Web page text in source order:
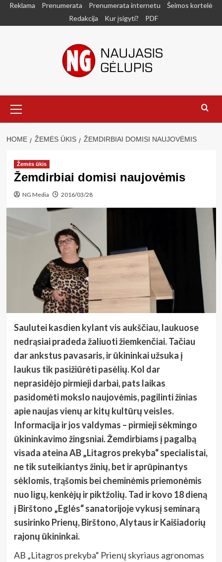
SkipReklama Prenumerata Prenumerata internetu
Šeimos kortelė
Redakcija
Kur įsigyti? PDF
Menu
HOME ŽEMĖS ŪKIS ŽEMDIRBIAI DOMISI NAUJOVĖMIS
Žemės ūkis
Žemdirbiai domisi naujovėmis
NG Media 2016/03/28
Saulutei kasdien kylant vis aukščiau, laukuose
nedrąsiai pradeda žaliuoti žiemkenčiai. Tačiau
dar ankstus pavasaris, ir ūkininkai užsuka į
laukus tik pasižiūrėti pasėlių. Kol dar
neprasidėjo pirmieji darbai, pats laikas
pasidomėti mokslo naujovėmis, pagilinti žinias
apie naujas vienų ar kitų kultūrų veisles.
Informacija ir jos valdymas – pirmieji sėkmingo
ūkininkavimo žingsniai. Žemdirbiams į pagalbą
visada ateina AB „Litagros prekyba“ specialistai,
ne tik suteikiantys žinių, bet ir aprūpinantys
sėklomis, trąšomis bei cheminėmis priemonėmis
nuo ligų, kenkėjų ir piktžolių. Tad ir kovo 18 dieną
į Birštono „Eglės“ sanatorijoje vykusį seminarą
susirinko Prienų, Birštono, Alytaus ir Kaišiadorių
rajonų ūkininkai.
AB „Litagros prekyba“ Prienų skyriaus agronomas